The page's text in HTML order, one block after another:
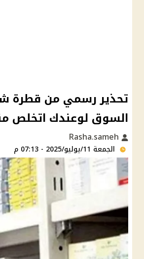
تحذير رسمي من قطرة
السوق لوعندك اتخلص
الجمعة 11/يوليو/2025 - 07:13 م